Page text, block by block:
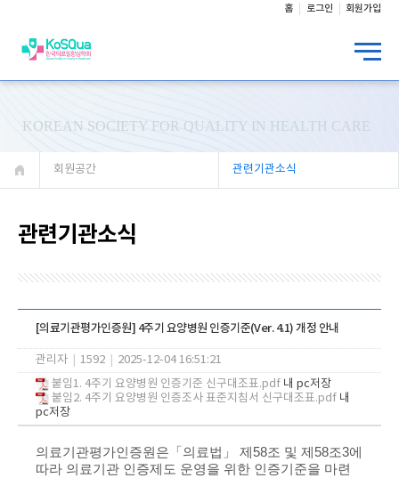
홈 로그인 회원가입
KOREAN SOCIETY FOR QUALITY IN HEALTH CARE
회원공간 관련기관소식
관련기관소식
[의료기관평가인증원] 4주기 요양병원 인증기준(Ver. 4.1) 개정 안내
관리자 1592
2025-12-04 16:51:21
붙임1. 4주기 요양병원 인증기준 신구대조표.pdf 내 pc저장
붙임2. 4주기 요양병원 인증조사 표준지침서 신구대조표.pdf 내
pc저장
의료기관평가인증원은「의료법」 제58조 및 제58조3에
따라 의료기관 인증제도 운영을 위한 인증기준을 마련